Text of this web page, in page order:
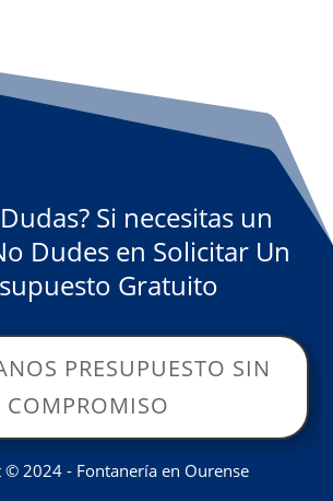
Si necesitas un
Dudes en Solicitar Un
Gratuito
PRESUPUESTO SIN
COMPROMISO
© 2024 - Fontanería en Ourense